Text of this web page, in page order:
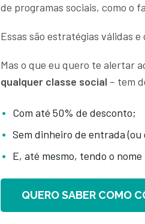
de programas sociais, como o
Essas são estratégias válidas
Mas o que eu quero te alertar
qualquer classe social – tem
Com até 50% de desconto;
Sem dinheiro de entrada
E, até mesmo, tendo o
QUERO SABER COMO